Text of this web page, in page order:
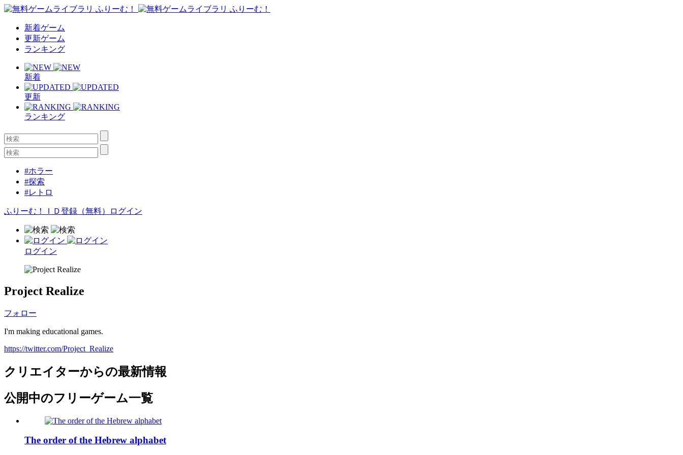
新着ゲーム
更新ゲーム
ランキング
新着
更新
ランキング
#ホラー
#探索
#レトロ
ふりーむ！ＩＤ登録（無料） ログイン
ログイン
Project Realize
フォロー
I'm making educational games.
https://twitter.com/Project_Realize
クリエイターからの最新情報
公開中のフリーゲーム一覧
The order of the Hebrew alphabet